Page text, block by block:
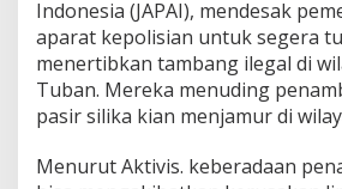
d
u
b
a
,
Indonesia (JAPAI), mendesak
aparat kepolisian untuk segera
menertibkan tambang ilegal di
Tuban. Mereka menuding
pasir silika kian menjamur di
Menurut Aktivis. keberadaan